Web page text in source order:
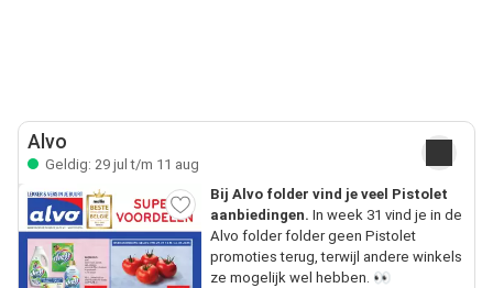
Alvo
Geldig: 29 jul t/m 11 aug
Bij Alvo folder vind je veel Pistolet
aanbiedingen. In week 31 vind je in de
Alvo folder folder geen Pistolet
promoties terug, terwijl andere winkels
ze mogelijk wel hebben. 👀